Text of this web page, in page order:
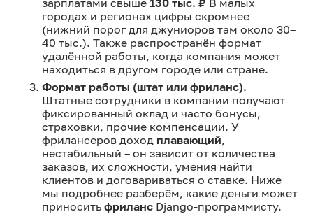
городах и регионах цифры скромнее
(нижний порог для джуниоров там около 30–
40 тыс.). Также распространён формат
удалённой работы, когда компания может
находиться в другом городе или стране.
Формат работы (штат или фриланс).
Штатные сотрудники в компании получают
фиксированный оклад и часто бонусы,
страховки, прочие компенсации. У
фрилансеров доход плавающий,
нестабильный – он зависит от количества
заказов, их сложности, умения найти
клиентов и договариваться о ставке. Ниже
мы подробнее разберём, какие деньги может
приносить фриланс Django-программисту.